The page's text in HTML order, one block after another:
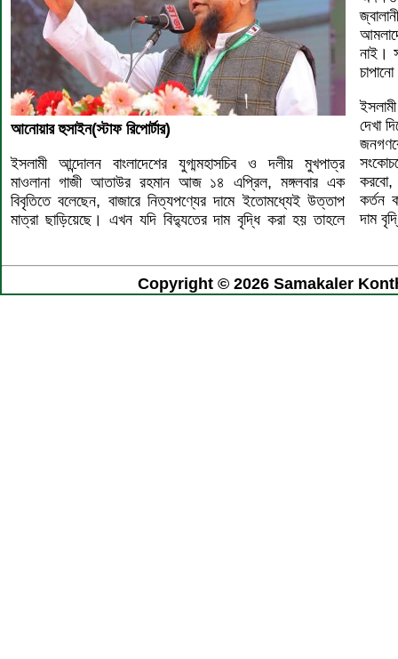
আনোয়ার হুসাইন(স্টাফ রিপোর্টার)
ইসলামী আন্দোলন বাংলাদেশের যুগ্মমহাসচিব ও দলীয় মুখপাত্র
মাওলানা গাজী আতাউর রহমান আজ ১৪ এপ্রিল, মঙ্গলবার এক
বিবৃতিতে বলেছেন, বাজারে নিত্যপণ্যের দামে ইতোমধ্যেই উত্তাপ
মাত্রা ছাড়িয়েছে। এখন যদি বিদ্যুতের দাম বৃদ্ধি করা হয় তাহলে
নাই।
দেখা
কর্তন
দাম
Copyright © 2026 Samakaler